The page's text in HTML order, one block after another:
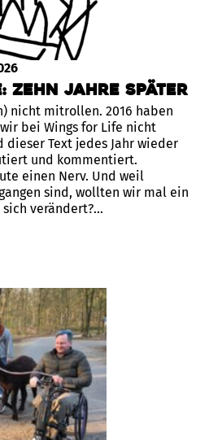
Zehn Jahre später
nicht mitrollen. 2016 haben
bei Wings for Life nicht
Text jedes Jahr wieder
und kommentiert.
einen Nerv. Und weil
sind, wollten wir mal ein
sich verändert?…